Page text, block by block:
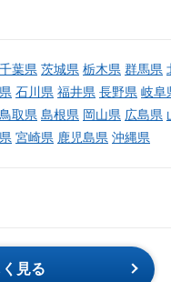
千葉県 茨城県 栃木県 群馬県
石川県 福井県 長野県 岐阜
鳥取県 島根県 岡山県 広島県
宮崎県 鹿児島県 沖縄県
見る